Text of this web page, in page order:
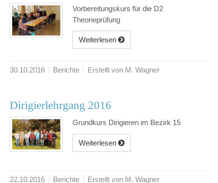
Vorbereitungskurs für die D2
Theorieprüfung
Weiterlesen
30.10.2016 Berichte Erstellt von M. Wagner
Dirigierlehrgang 2016
Grundkurs Dirigieren im Bezirk 15
Weiterlesen
22.10.2016 Berichte Erstellt von M. Wagner